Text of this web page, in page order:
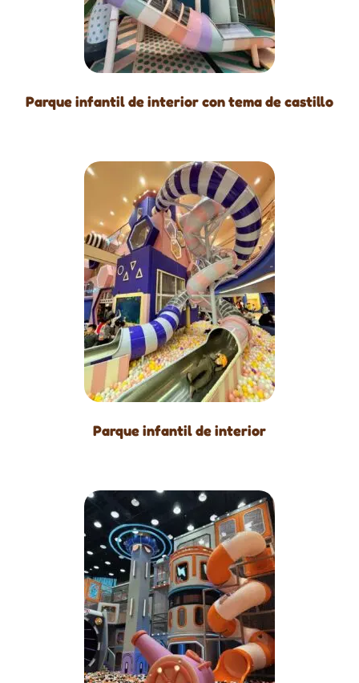
Parque infantil de interior con tema de castillo
Parque infantil de interior